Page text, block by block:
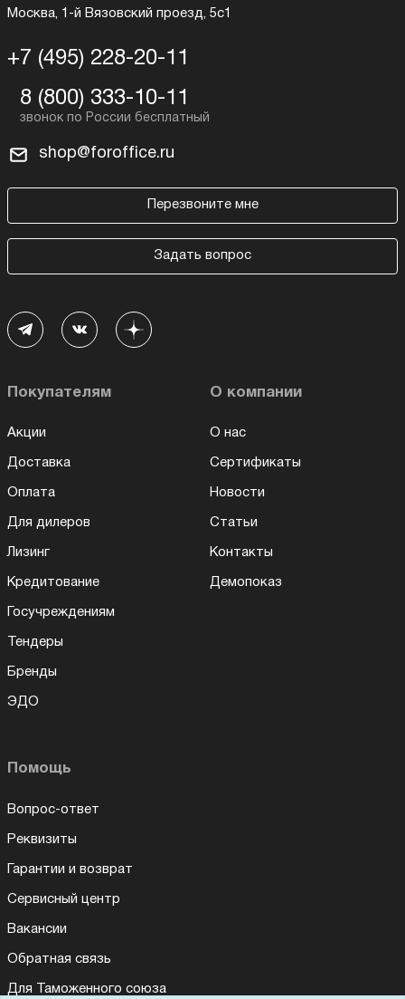
Москва, 1-й Вязовский проезд, 5с1
+7 (495) 228-20-11
8 (800) 333-10-11
shop@foroffice.ru
Перезвоните мне
Задать вопрос
Покупателям
Акции
Доставка
Оплата
Для дилеров
Лизинг
Кредитование
Госучреждениям
Тендеры
Бренды
ЭДО
О компании
О нас
Сертификаты
Новости
Статьи
Контакты
Демопоказ
Помощь
Вопрос-ответ
Реквизиты
Гарантии и возврат
Сервисный центр
Вакансии
Обратная связь
Для Таможенного союза